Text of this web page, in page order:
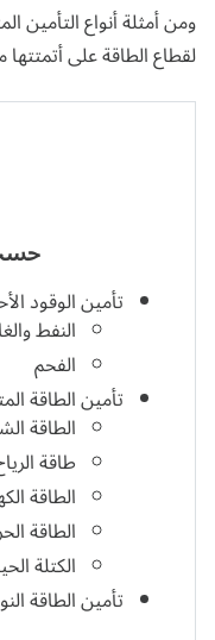
ومن أمثلة أنواع
لقطاع الطاقة على أتمتتها
تأمين الوقود
النفط
الفحم
تأمين الطاقة
الطاقة
طاقة
الطاقة
الطاقة
الكتلة
تأمين الطاقة